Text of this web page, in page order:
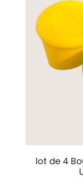
lot de 4